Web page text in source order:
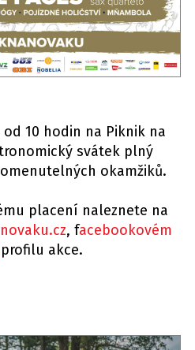
10 hodin na Piknik na
svátek plný
okamžiků.
placení naleznete na
, facebookovém
profilu akce.